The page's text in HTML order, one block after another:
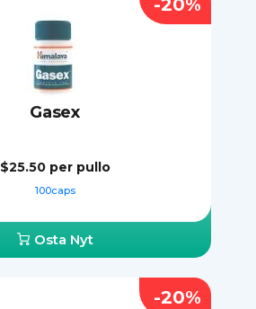
Gasex
$25.50 per pullo
100caps
Osta Nyt
-20%
-20%